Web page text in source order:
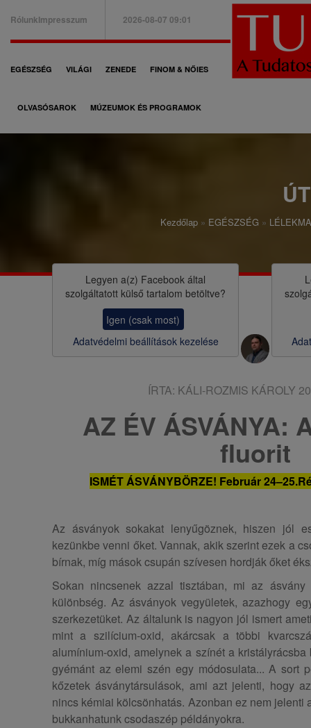
B
a
e
n
RólunkImpresszum 2026-08-07 09:01
F
ő
i
EGÉSZSÉG VILÁGI ZENEDE FINOM & NŐIES
OLVASÓSAROK MÚZEUMOK ÉS PROGRAMOK
o
Kezdőlap EGÉSZSÉG
Legyen a(z) Facebook által
szolgáltatott külső tartalom betöltve?
Igen (csak most)
Adatvédelmi beállítások kezelése
ÍRTA: KÁLI-ROZMIS KÁROLY
AZ ÉV ÁSVÁNYA:
fluorit
ISMÉT ÁSVÁNYBÖRZE! Február 24–25.
Az ásványok sokakat lenyűgöznek, hiszen jól
kezünkbe venni őket. Vannak, akik szerint ezek a
bírnak, míg mások csupán szívesen hordják őket
Sokan nincsenek azzal tisztában, mi az
különbség. Az ásványok vegyületek, azazhogy
szerkezetüket. Az általunk is nagyon jól ismert
mint a szilícium-oxid, akárcsak a többi
alumínium-oxid, amelynek a színét a
gyémánt az elemi szén egy módosulata... A sort
kőzetek ásványtársulások, ami azt jelenti, hogy
nincs kémiai kölcsönhatás. Azonban ez nem jelenti
bukkanhatunk csodaszép példányokra.